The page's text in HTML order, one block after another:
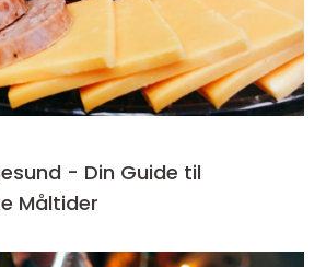
- Din Guide til
Måltider